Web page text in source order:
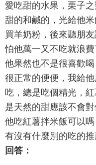
愛吃甜的水果，栗子
甜的和鹹的，光給他
買羊奶粉，後來聽朋
怕他萬一又不吃就浪
他果然也不是很喜歡
很正常的便便，我給
吃，總是吃個精光，
是天然的甜應該不會
他吃紅薯拌米飯可以
有沒有什麼別的吃的
回答：